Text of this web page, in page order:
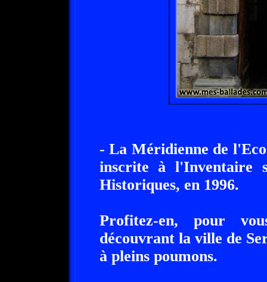
- La Méridienne de
inscrite à l'Inventaire
Historiques, en 1996.
Profitez-en, pour
découvrant la ville de
à pleins poumons.